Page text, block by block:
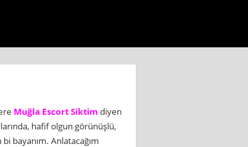
Muğla Escort Siktim diyen
hafif olgun görünüşlü,
bayanım. Anlatacağım